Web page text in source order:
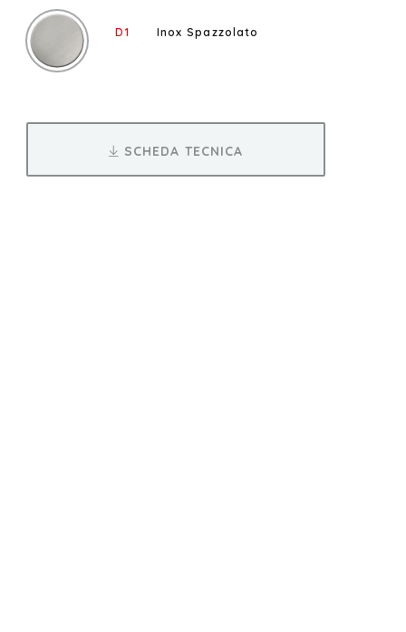
D1 Inox Spazzolato
SCHEDA TECNICA